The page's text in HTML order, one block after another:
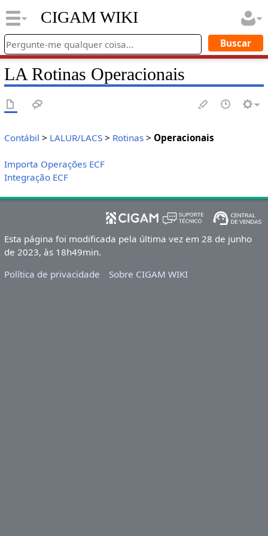
CIGAM WIKI
LA Rotinas Operacionais
Contábil > LALUR/LACS> Rotinas> Operacionais
Importa Operações ECF
Integração ECF
Esta página foi modificada pela última vez em 28 de junho
de 2023, às 18h49min.
Política de privacidade
Sobre CIGAM WIKI